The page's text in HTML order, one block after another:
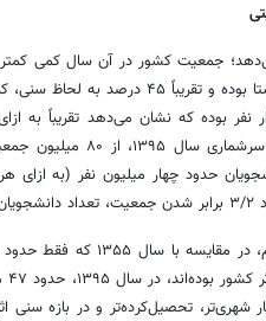
تحصیل‌کرده‌تر و در بازه سنی